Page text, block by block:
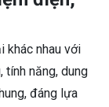
khác nhau với
tính năng, dung
đáng lựa